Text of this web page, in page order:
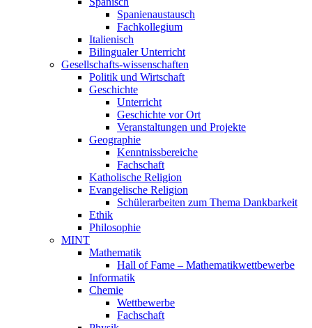
Spanienaustausch
Fachkollegium
Italienisch
Bilingualer Unterricht
Gesellschafts-wissenschaften
Politik und Wirtschaft
Geschichte
Unterricht
Geschichte vor Ort
Veranstaltungen und Projekte
Geographie
Kenntnissbereiche
Fachschaft
Katholische Religion
Evangelische Religion
Schülerarbeiten zum Thema Dankbarkeit
Ethik
Philosophie
MINT
Mathematik
Hall of Fame – Mathematikwettbewerbe
Informatik
Chemie
Wettbewerbe
Fachschaft